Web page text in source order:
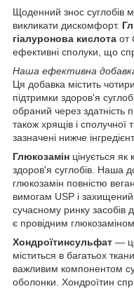
Щоденний знос суглобів
викликати дискомфорт.
гіалуронова кислота от
ефективні сполуки, що
Наша ефективна
Ця добавка містить
підтримки здоров'я
обраний через здатність
також хрящів і сполучної
зазначені нижче
Глюкозамін цінується як
здоров'я суглобів. Наша
глюкозамін повністю
вимогам USP і
сучасному ринку засобів
є провідним
Хондроїтинсульфат —
міститься в багатьох
важливим компонентом
оболонки. Хондроїтин